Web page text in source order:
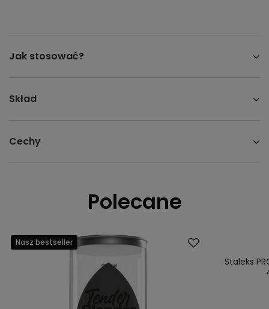
Jak stosować?
Skład
Cechy
Polecane
Nasz bestseller
Nasz
Staleks